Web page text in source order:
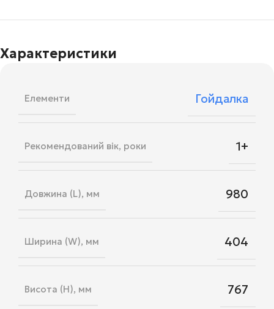
Характеристики
Елементи Гойдалка
Рекомендований вік, роки 1+
Довжина (L), мм 980
Ширина (W), мм 404
Висота (H), мм 767